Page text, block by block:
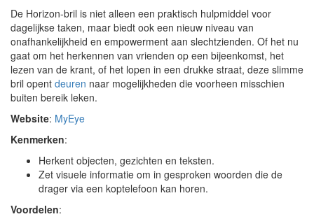
De Horizon-bril is niet alleen een praktisch hulpmiddel voor
dagelijkse taken, maar biedt ook een nieuw niveau van
onafhankelijkheid en empowerment aan slechtzienden. Of het nu
gaat om het herkennen van vrienden op een bijeenkomst, het
lezen van de krant, of het lopen in een drukke straat, deze slimme
bril opent deuren naar mogelijkheden die voorheen misschien
buiten bereik leken.
Website: MyEye
Kenmerken:
Herkent objecten, gezichten en teksten.
Zet visuele informatie om in gesproken woorden die de
drager via een koptelefoon kan horen.
Voordelen: